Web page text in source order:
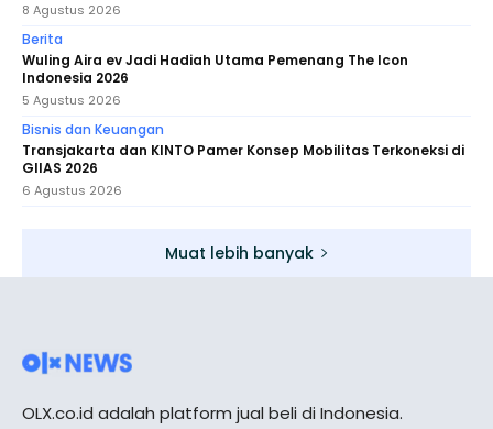
8 Agustus 2026
Berita
Wuling Aira ev Jadi Hadiah Utama Pemenang The Icon
Indonesia 2026
5 Agustus 2026
Bisnis dan Keuangan
Transjakarta dan KINTO Pamer Konsep Mobilitas Terkoneksi di
GIIAS 2026
6 Agustus 2026
Muat lebih banyak
OLX.co.id adalah platform jual beli di Indonesia.